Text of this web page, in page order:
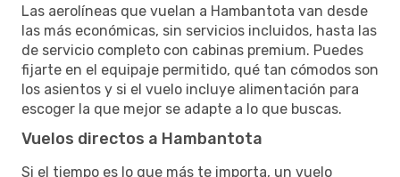
Las aerolíneas que vuelan a Hambantota van desde
las más económicas, sin servicios incluidos, hasta las
de servicio completo con cabinas premium. Puedes
fijarte en el equipaje permitido, qué tan cómodos son
los asientos y si el vuelo incluye alimentación para
escoger la que mejor se adapte a lo que buscas.
Vuelos directos a Hambantota
Si el tiempo es lo que más te importa, un vuelo